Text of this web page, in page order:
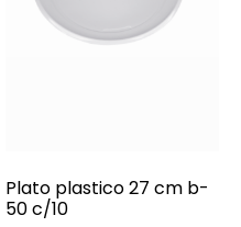
Plato plastico 27 cm b-
50 c/10